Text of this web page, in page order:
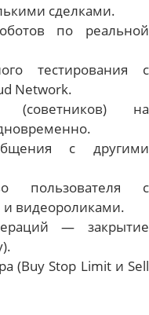
сделками.
по реальной
тестирования с
Network.
(советников) на
с другими
пользователя с
видеороликами.
— закрытие
(Buy Stop Limit и Sell